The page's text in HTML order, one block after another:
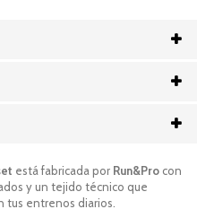
está fabricada por Run&Pro con
y un tejido técnico que
tus entrenos diarios.